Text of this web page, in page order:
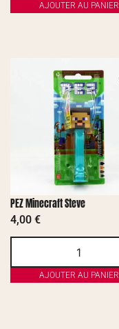
AJOUTER AU PANIER
PEZ Minecraft Steve
4,00 €
AJOUTER AU PANIER